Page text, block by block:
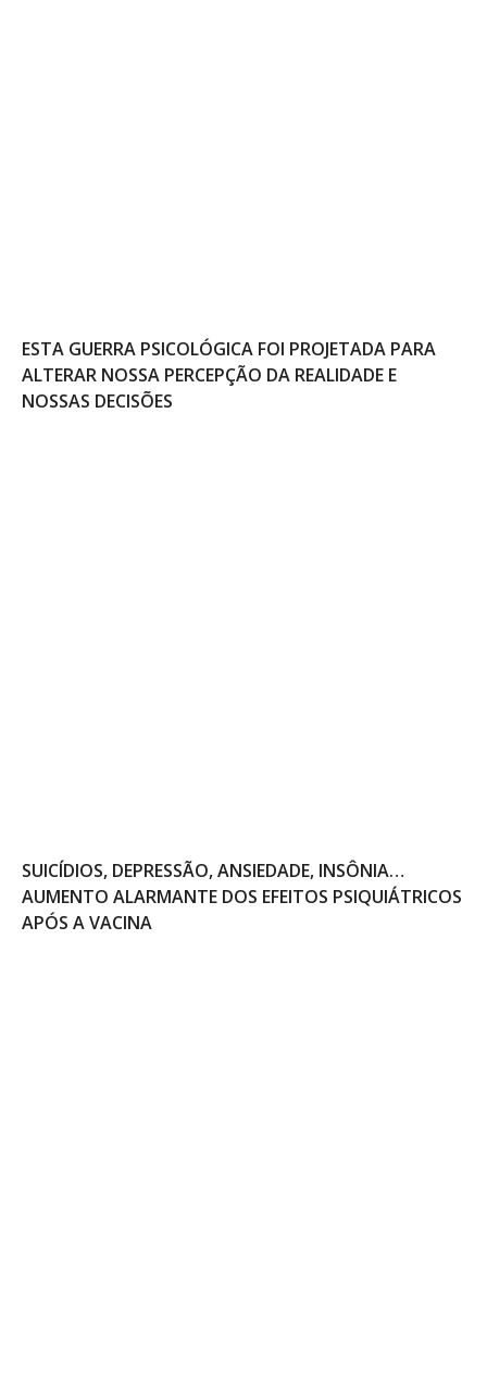
ESTA GUERRA PSICOLÓGICA FOI PROJETADA PARA
ALTERAR NOSSA PERCEPÇÃO DA REALIDADE E
NOSSAS DECISÕES
SUICÍDIOS, DEPRESSÃO, ANSIEDADE, INSÔNIA…
AUMENTO ALARMANTE DOS EFEITOS PSIQUIÁTRICOS
APÓS A VACINA